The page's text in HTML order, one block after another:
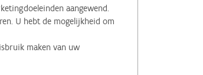
aangewend.
U hebt de mogelijkheid om
maken van uw